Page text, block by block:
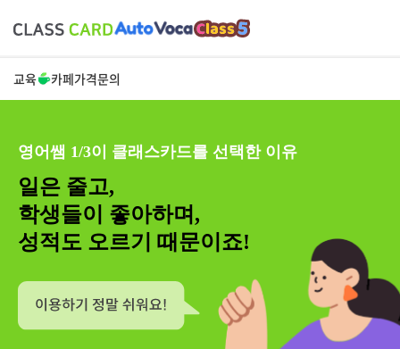
교육 카페가격문의
영어쌤 1/3이 클래스카드를 선택한 이유
일은 줄고,
학생들이 좋아하며,
성적도 오르기 때문이죠!